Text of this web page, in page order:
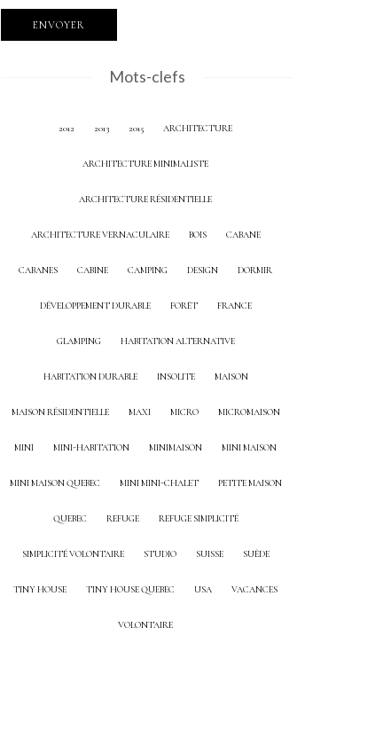
Mots-clefs
2012 2013 2015 ARCHITECTURE
ARCHITECTURE MINIMALISTE
ARCHITECTURE RÉSIDENTIELLE
ARCHITECTURE VERNACULAIRE BOIS CABANE
CABANES CABINE CAMPING DESIGN DORMIR
DÉVELOPPEMENT DURABLE FORÊT FRANCE
GLAMPING HABITATION ALTERNATIVE
HABITATION DURABLE INSOLITE MAISON
MAISON RÉSIDENTIELLE MAXI MICRO MICROMAISON
MINI MINI-HABITATION MINIMAISON MINI MAISON
MINI MAISON QUEBEC MINI MINI-CHALET PETITE MAISON
QUEBEC REFUGE REFUGE SIMPLICITÉ
SIMPLICITÉ VOLONTAIRE STUDIO SUISSE SUÈDE
TINY HOUSE TINY HOUSE QUEBEC USA VACANCES
VOLONTAIRE